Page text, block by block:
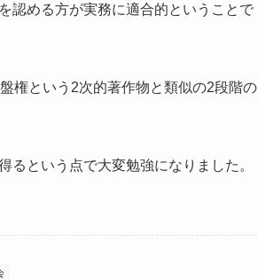
認める方が実務に適合的ということで
権という2次的著作物と類似の2段階の
という点で大変勉強になりました。